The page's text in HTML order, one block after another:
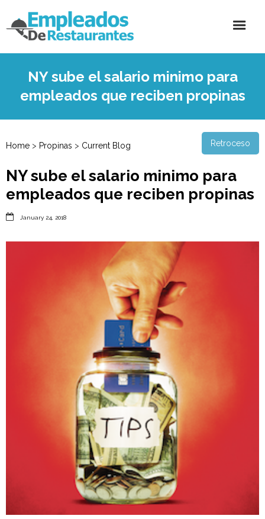
NY sube el salario minimo para
empleados que reciben propinas
Home > Propinas > Current Blog Retroceso
NY sube el salario minimo para
empleados que reciben propinas
 January 24, 2018